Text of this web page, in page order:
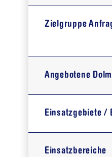
Zielgruppe
Angebotene
Einsatzgebiete /
Einsatzbereiche